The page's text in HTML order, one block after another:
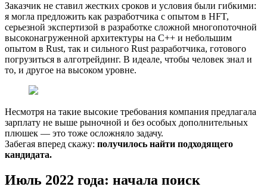
Заказчик не ставил жестких сроков и условия были гибкими:
я могла предложить как разработчика c опытом в HFT,
серьезной экспертизой в разработке сложной многопоточной
высоконагруженной архитектуры на С++ и небольшим
опытом в Rust, так и сильного Rust разработчика, готового
погрузиться в алготрейдинг. В идеале, чтобы человек знал и
то, и другое на высоком уровне.
Несмотря на такие высокие требования компания предлагала
зарплату не выше рыночной и без особых дополнительных
плюшек — это тоже осложняло задачу.
Забегая вперед скажу: получилось найти подходящего
кандидата.
Июль 2022 года: начала поиск